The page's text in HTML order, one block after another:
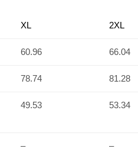
XL 2XL
60.96 66.04
78.74 81.28
49.53 53.34
– –